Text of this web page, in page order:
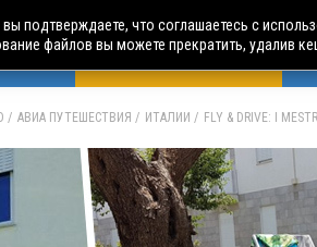
ТУРЫ АВИА ПУТЕШЕСТВИЯ
АВИА ПУТЕШЕСТВИЯ ИТАЛИИ FLY & DRIVE: I
подтверждаете, что соглашаетесь с
файлов вы можете прекратить, удалив